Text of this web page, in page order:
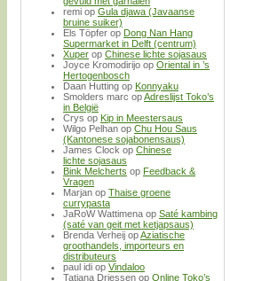
remi op Gula djawa (Javaanse
bruine suiker)
Els Töpfer op Dong Nan Hang
Supermarket in Delft (centrum)
Xuper op Chinese lichte sojasaus
Joyce Kromodirijo op Oriental in ’s
Hertogenbosch
Daan Hutting op Konnyaku
Smolders marc opAdreslijst Toko’s
in België
Crys op Kip in Meestersaus
Wilgo Pelhan op Chu Hou Saus
(Kantonese sojabonensaus)
James Clock op Chinese
lichte sojasaus
Bink Melcherts op Feedback &
Vragen
Marjan op Thaise groene
currypasta
JaRoW Wattimena op Saté kambing
(saté van geit met ketjapsaus)
Brenda Verheij opAziatische
groothandels, importeurs en
distributeurs
paul idi op Vindaloo
Tatjana Driessen op Online Toko’s